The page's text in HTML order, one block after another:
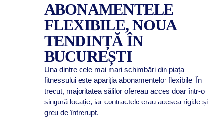
ABONAMENTELE
FLEXIBILE, NOUA
TENDINȚĂ ÎN
BUCUREȘTI
Una dintre cele mai mari schimbări din piața
fitnessului este apariția abonamentelor flexibile. În
trecut, majoritatea sălilor ofereau acces doar într-o
singură locație, iar contractele erau adesea rigide și
greu de întrerupt.